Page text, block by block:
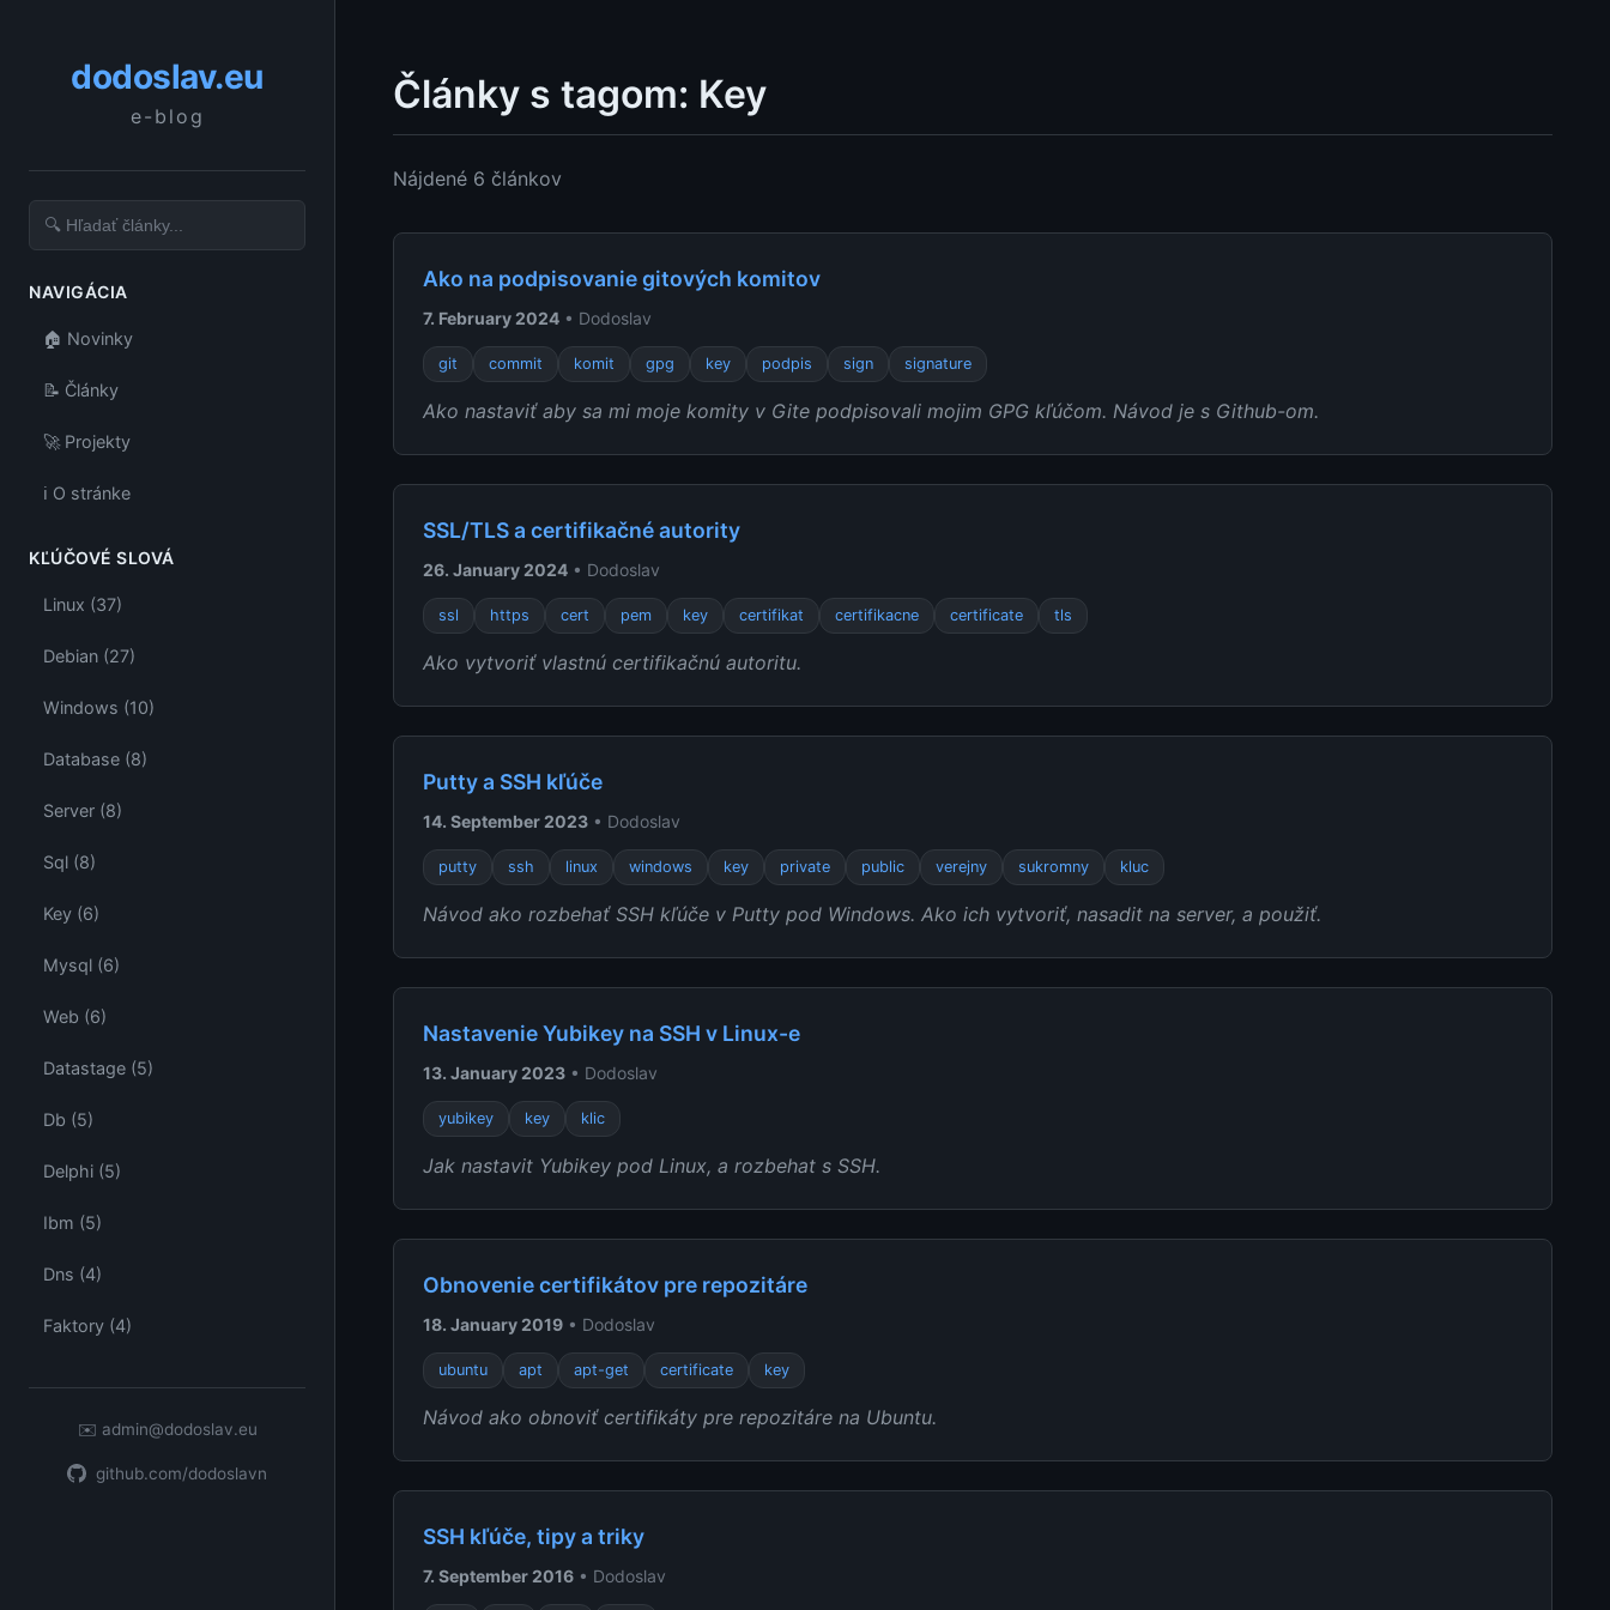
dodoslav.eu
e-blog
NAVIGÁCIA
🏠 Novinky
📝 Články
🚀 Projekty
ℹ️ O stránke
KĽÚČOVÉ SLOVÁ
Linux (37)
Debian (27)
Windows (10)
Database (8)
Server (8)
Sql (8)
Key (6)
Mysql (6)
Web (6)
Datastage (5)
Db (5)
Delphi (5)
Ibm (5)
Dns (4)
Faktory (4)
✉️ admin@dodoslav.eu
github.com/dodoslavn
Články s tagom: Key
Nájdené 6 článkov
Ako na podpisovanie gitových komitov
7. February 2024 • Dodoslav
git commit komit gpg key podpis sign signature
Ako nastaviť aby sa mi moje komity v Gite podpisovali mojim GPG kľúčom. Návod je s Github-om.
SSL/TLS a certifikačné autority
26. January 2024 • Dodoslav
ssl https cert pem key certifikat certifikacne certificate tls
Ako vytvoriť vlastnú certifikačnú autoritu.
Putty a SSH kľúče
14. September 2023 • Dodoslav
putty ssh linux windows key private public verejny sukromny kluc
Návod ako rozbehať SSH kľúče v Putty pod Windows. Ako ich vytvoriť, nasadit na server, a použiť.
Nastavenie Yubikey na SSH v Linux-e
13. January 2023 • Dodoslav
yubikey key klic
Jak nastavit Yubikey pod Linux, a rozbehat s SSH.
Obnovenie certifikátov pre repozitáre
18. January 2019 • Dodoslav
ubuntu apt apt-get certificate key
Návod ako obnoviť certifikáty pre repozitáre na Ubuntu.
SSH kľúče, tipy a triky
7. September 2016 • Dodoslav